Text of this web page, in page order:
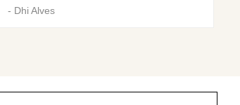
- Dhi Alves